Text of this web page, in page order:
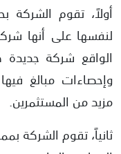
أولاً، تقوم الشركة
لنفسها على أنها
وإحصاءات مبالغ
مزيد من المستثمرين.
ثانياً، تقوم الشركة